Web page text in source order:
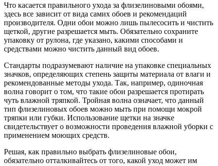
Что касается правильного ухода за флизелиновыми обоями,
здесь все зависит от вида самих обоев и рекомендаций
производителя. Одни обои можно лишь пылесосить и чистить
щеткой, другие разрешается мыть. Обязательно сохраните
упаковку от рулона, где указано, какими способами и
средствами можно чистить данный вид обоев.
Стандарты подразумевают наличие на упаковке специальных
значков, определяющих степень защиты материала от влаги и
рекомендованные методы ухода. Так, например, одиночная
волна говорит о том, что такие обои разрешается протирать
чуть влажной тряпкой. Тройная волна означает, что данный
тип флизелиновых обоев можно мыть при помощи мокрой
тряпки или губки. Использование щетки на значке
свидетельствует о возможности проведения влажной уборки с
применением моющих средств.
Решая, как правильно выбрать флизелиновые обои,
обязательно отталкивайтесь от того, какой уход может им